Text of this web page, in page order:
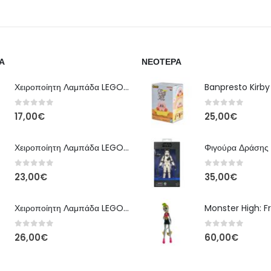
Χειροποίητη Λαμπάδα LEGO – Έκδοση Classic Brick
0out of 5
17,00€
Χειροποίητη Λαμπάδα LEGO – Kai Ninjago
0 out of 5
23,00€
Χειροποίητη Λαμπάδα LEGO – Floral Bloom Edition
0 out of 5
26,00€
ΝΕΌΤΕΡΑ
0 out of 5
25,00€
0 out of 5
35,00€
0 out of 5
60,00€